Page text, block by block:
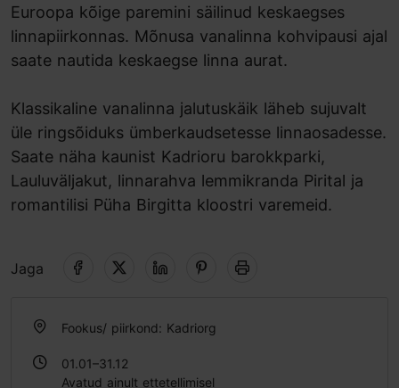
Euroopa kõige paremini säilinud keskaegses
linnapiirkonnas. Mõnusa vanalinna kohvipausi ajal
saate nautida keskaegse linna aurat.
Klassikaline vanalinna jalutuskäik läheb sujuvalt
üle ringsõiduks ümberkaudsetesse linnaosadesse.
Saate näha kaunist Kadrioru barokkparki,
Lauluväljakut, linnarahva lemmikranda Pirital ja
romantilisi Püha Birgitta kloostri varemeid.
Jaga
Fookus/ piirkond: Kadriorg
01.01–31.12
Avatud ainult ettetellimisel